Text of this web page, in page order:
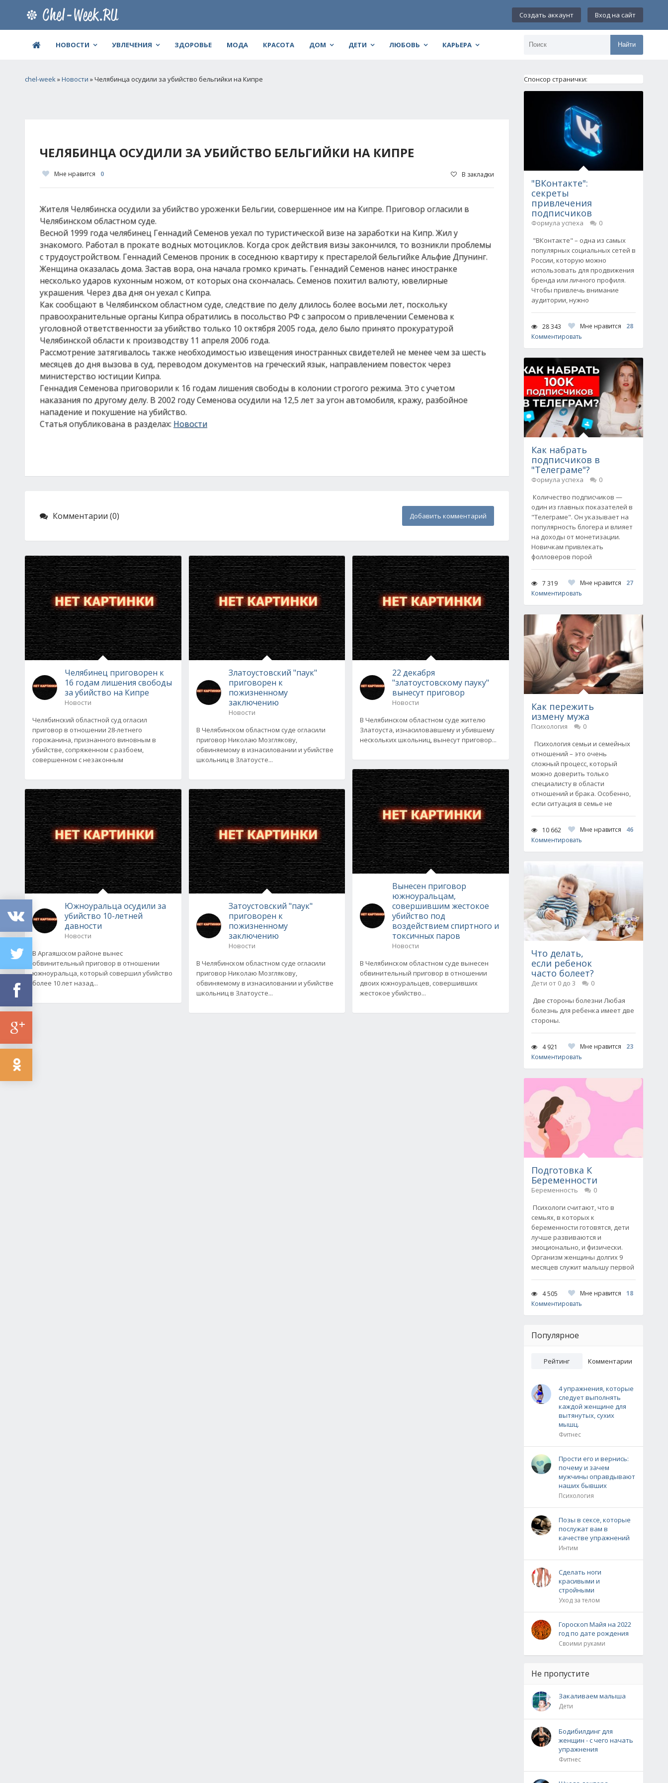
Создать аккаунт Вход на сайт
НОВОСТИ УВЛЕЧЕНИЯ ЗДОРОВЬЕ МОДА КРАСОТА ДОМ ДЕТИ ЛЮБОВЬ КАРЬЕРА Найти
chel-week»Новости » Челябинца осудили за убийство бельгийки на Кипре
ЧЕЛЯБИНЦА ОСУДИЛИ ЗА УБИЙСТВО БЕЛЬГИЙКИ НА КИПРЕ
Мне нравится 0 В закладки
Жителя Челябинска осудили за убийство уроженки Бельгии, совершенное им на Кипре. Приговор огласили в
Челябинском областном суде.
Весной 1999 года челябинец Геннадий Семенов уехал по туристической визе на заработки на Кипр. Жил у
знакомого. Работал в прокате водных мотоциклов. Когда срок действия визы закончился, то возникли проблемы
с трудоустройством. Геннадий Семенов проник в соседнюю квартиру к престарелой бельгийке Альфие Дпунинг.
Женщина оказалась дома. Застав вора, она начала громко кричать. Геннадий Семенов нанес иностранке
несколько ударов кухонным ножом, от которых она скончалась. Семенов похитил валюту, ювелирные
украшения. Через два дня он уехал с Кипра.
Как сообщают в Челябинском областном суде, следствие по делу длилось более восьми лет, поскольку
правоохранительные органы Кипра обратились в посольство РФ с запросом о привлечении Семенова к
уголовной ответственности за убийство только 10 октября 2005 года, дело было принято прокуратурой
Челябинской области к производству 11 апреля 2006 года.
Рассмотрение затягивалось также необходимостью извещения иностранных свидетелей не менее чем за шесть
месяцев до дня вызова в суд, переводом документов на греческий язык, направлением повесток через
министерство юстиции Кипра.
Геннадия Семенова приговорили к 16 годам лишения свободы в колонии строгого режима. Это с учетом
наказания по другому делу. В 2002 году Семенова осудили на 12,5 лет за угон автомобиля, кражу, разбойное
нападение и покушение на убийство.
Статья опубликована в разделах: Новости
Комментарии (0) Добавить комментарий
Челябинец приговорен к
16 годам лишения свободы
за убийство на Кипре
Новости
Челябинский областной суд огласил
приговор в отношении 28-летнего
горожанина, признанного виновным в
убийстве, сопряженном с разбоем,
совершенном с незаконным
Южноуральца осудили за
убийство 10-летней
давности
Новости
В Аргаяшском районе вынес
обвинительный приговор в отношении
южноуральца, который совершил убийство
более 10 лет назад...
Златоустовский "паук"
приговорен к
пожизненному
заключению
Новости
В Челябинском областном суде огласили
приговор Николаю Мозглякову,
обвиняемому в изнасиловании и убийстве
школьниц в Златоусте...
Затоустовский "паук"
приговорен к
пожизненному
заключению
Новости
В Челябинском областном суде огласили
приговор Николаю Мозглякову,
обвиняемому в изнасиловании и убийстве
школьниц в Златоусте...
22 декабря
"златоустовскому пауку"
вынесут приговор
Новости
В Челябинском областном суде жителю
Златоуста, изнасиловавшему и убившему
нескольких школьниц, вынесут приговор...
Вынесен приговор
южноуральцам,
совершившим жестокое
убийство под
воздействием спиртного и
токсичных паров
Новости
В Челябинском областном суде вынесен
обвинительный приговор в отношении
двоих южноуральцев, совершивших
жестокое убийство...
Спонсор странички:
"ВКонтакте":
секреты
привлечения
подписчиков
Формула успеха
0
"ВКонтакте" – одна из самых
популярных социальных сетей в
России, которую можно
использовать для продвижения
бренда или личного профиля.
Чтобы привлечь внимание
аудитории, нужно
28 343 Мне нравится
28
Комментировать
Как набрать
подписчиков в
"Телеграме"?
Формула успеха
0
Количество подписчиков —
один из главных показателей в
"Телеграме". Он указывает на
популярность блогера и влияет
на доходы от монетизации.
Новичкам привлекать
фолловеров порой
7 319 Мне нравится
27
Комментировать
Как пережить
измену мужа
Психология
0
Психология семьи и семейных
отношений – это очень
сложный процесс, который
можно доверить только
специалисту в области
отношений и брака. Особенно,
если ситуация в семье не
10 662 Мне нравится
46
Комментировать
Что делать,
если ребенок
часто болеет?
Дети от 0 до 3
0
Две стороны болезни Любая
болезнь для ребенка имеет две
стороны.
4 921 Мне нравится
23
Комментировать
Подготовка К
Беременности
Беременность
0
Психологи считают, что в
семьях, в которых к
беременности готовятся, дети
лучше развиваются и
эмоционально, и физически.
Организм женщины долгих 9
месяцев служит малышу первой
4 505 Мне нравится
18
Комментировать
Популярное
Рейтинг Комментарии
4 упражнения, которые
следует выполнять
каждой женщине для
вытянутых, сухих
мышц.
Фитнес
Прости его и вернись:
почему и зачем
мужчины оправдывают
наших бывших
Психология
Позы в сексе, которые
послужат вам в
качестве упражнений
Интим
Сделать ноги
красивыми и
стройными
Уход за телом
Гороскоп Майя на 2022
год по дате рождения
Своими руками
Не пропустите
Закаливаем малыша
Дети
Бодибилдинг для
женщин - с чего начать
упражнения
Фитнес